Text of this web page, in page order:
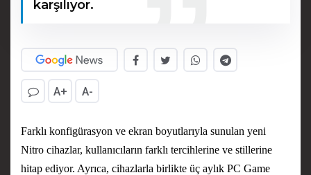
karşılıyor.
A+ A-
Farklı konfigürasyon ve ekran boyutlarıyla sunulan yeni
Nitro cihazlar, kullanıcıların farklı tercihlerine ve stillerine
hitap ediyor. Ayrıca, cihazlarla birlikte üç aylık PC Game